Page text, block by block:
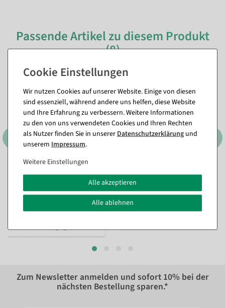
Passende Artikel zu diesem Produkt
(8)
Dekokopf aus Styropor, 31
Sofort versandfähig.
13,95 EUR zzgl. ges. MwSt.
Dekokopf, Herr, klar
59,44 €
Zum Newsletter anmelden und sofort 10% bei der
nächsten Bestellung sparen.*
Wir nutzen Cookies auf unserer Website. Einige von diesen
sind essenziell, während andere uns helfen, diese Website
und Ihre Erfahrung zu verbessern. Weitere Informationen
zu den von uns verwendeten Cookies und Ihren Rechten
als Nutzer finden Sie in unsererDaten­schutz­erklärung und
unserem Impressum.
Weitere Einstellungen
Alle akzeptieren
Alle ablehnen